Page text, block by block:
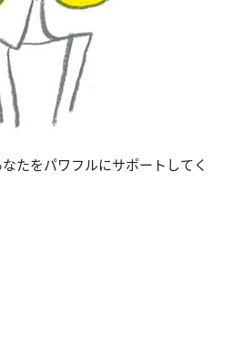
たをパワフルにサポートしてく